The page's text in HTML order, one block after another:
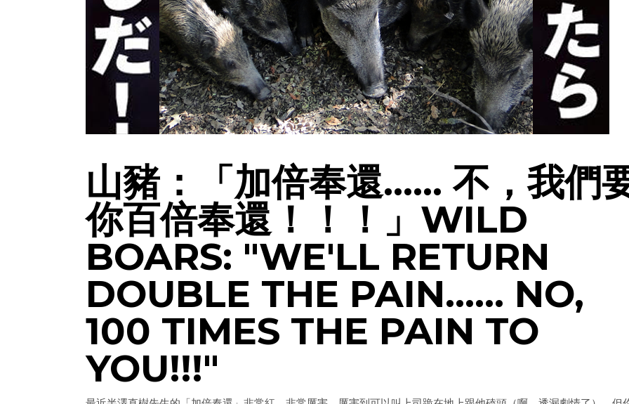
山豬：「加倍奉還…… 不，我們
你百倍奉還！！！」WILD
BOARS: "WE'LL RETURN
DOUBLE THE PAIN…… NO,
100 TIMES THE PAIN TO
YOU!!!"